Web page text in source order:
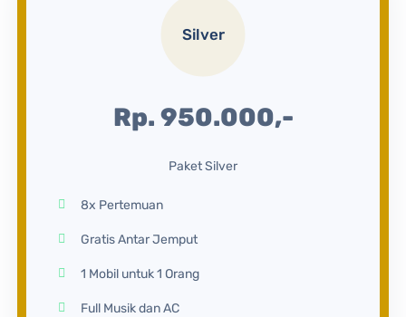
Silver
Rp. 950.000,-
Paket Silver
8x Pertemuan
Gratis Antar Jemput
1 Mobil untuk 1 Orang
Full Musik dan AC